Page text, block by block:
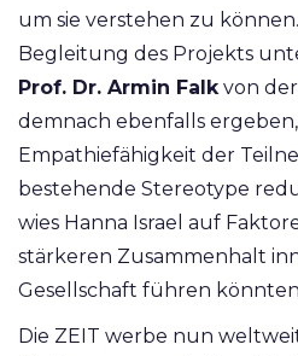
um sie verstehen zu
Begleitung des Projekts
Prof. Dr. Armin Falkvon der
demnach ebenfalls ergeben,
Empathiefähigkeit der
bestehende Stereotype
wies Hanna Israel auf
stärkeren Zusammenhalt
Gesellschaft führen
Die ZEIT werbe nun